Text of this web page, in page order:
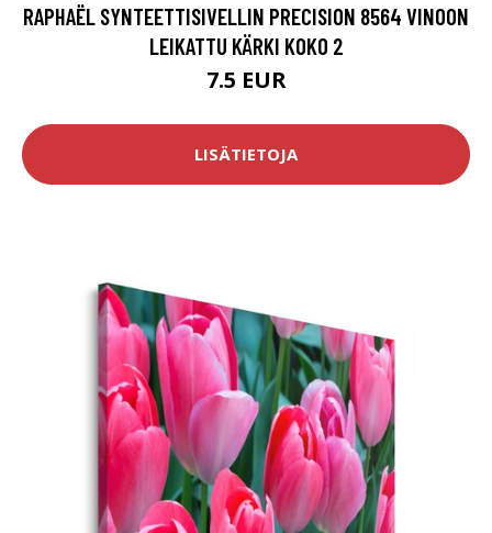
RAPHAËL SYNTEETTISIVELLIN PRECISION 8564 VINOON
LEIKATTU KÄRKI KOKO 2
7.5 EUR
LISÄTIETOJA